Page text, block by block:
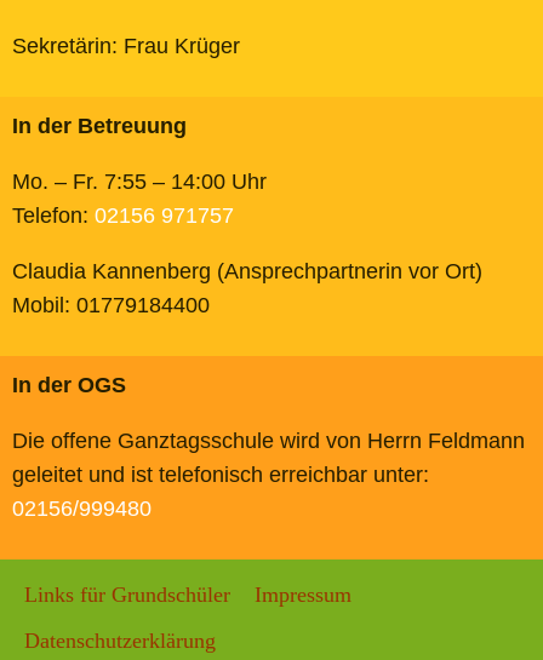
Sekretärin: Frau Krüger
In der Betreuung
Mo. – Fr. 7:55 – 14:00 Uhr
Telefon: 02156 971757
Claudia Kannenberg (Ansprechpartnerin vor Ort)
Mobil: 01779184400
In der OGS
Die offene Ganztagsschule wird von Herrn Feldmann
geleitet und ist telefonisch erreichbar unter:
02156/999480
Links für Grundschüler
Impressum
Datenschutzerklärung